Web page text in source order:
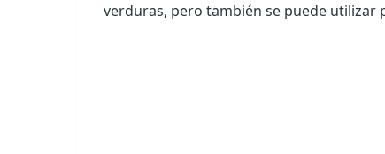
verduras, pero también se puede utilizar